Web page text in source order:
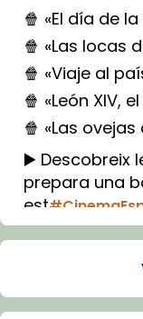
🍿 «El día de
🍿 «Las locas
🍿 «Viaje al
🍿 «León XIV,
🍿 «Las
▶️ Descobreix
prepara una
est
Imatge: